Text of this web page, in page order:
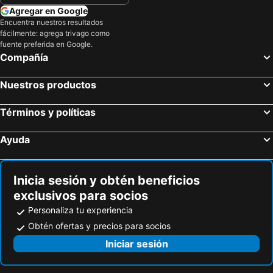
Agregar en Google
Encuentra nuestros resultados
fácilmente: agrega trivago como
fuente preferida en Google.
Compañía
Nuestros productos
Términos y políticas
Ayuda
Inicia sesión y obtén beneficios
exclusivos para socios
Personaliza tu experiencia
Obtén ofertas y precios para socios
Iniciar sesión